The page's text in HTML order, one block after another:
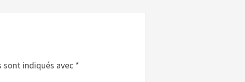
sont indiqués avec *